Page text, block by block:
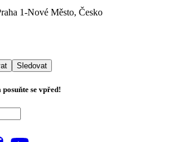
1-Nové Město, Česko
Sledovat
se vpřed!